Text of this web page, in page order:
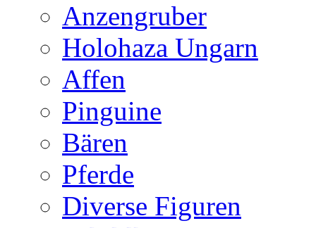
Anzengruber
Holohaza Ungarn
Affen
Pinguine
Bären
Pferde
Diverse Figuren